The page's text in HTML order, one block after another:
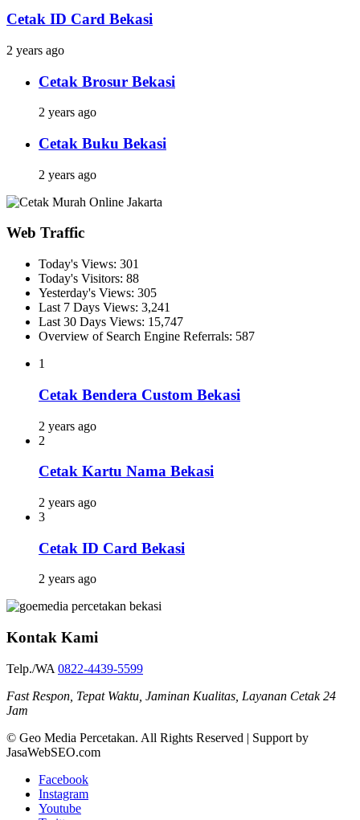
Cetak ID Card Bekasi
2 years ago
Cetak Brosur Bekasi
2 years ago
Cetak Buku Bekasi
2 years ago
Web Traffic
Today's Views: 301
Today's Visitors: 88
Yesterday's Views: 305
Last 7 Days Views: 3,241
Last 30 Days Views: 15,747
Overview of Search Engine Referrals: 587
1
Cetak Bendera Custom Bekasi
2 years ago
2
Cetak Kartu Nama Bekasi
2 years ago
3
Cetak ID Card Bekasi
2 years ago
Kontak Kami
Telp./WA 0822-4439-5599
Fast Respon, Tepat Waktu, Jaminan Kualitas, Layanan Cetak 24
Jam
© Geo Media Percetakan. All Rights Reserved | Support by
JasaWebSEO.com
Facebook
Instagram
Youtube